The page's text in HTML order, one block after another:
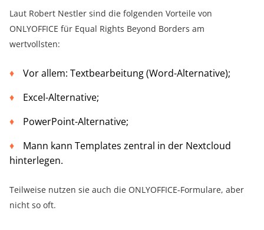
Laut Robert Nestler sind die folgenden Vorteile von
ONLYOFFICE für Equal Rights Beyond Borders am
wertvollsten:
Vor allem: Textbearbeitung (Word-Alternative);
Excel-Alternative;
PowerPoint-Alternative;
Mann kann Templates zentral in der Nextcloud
hinterlegen.
Teilweise nutzen sie auch die ONLYOFFICE-Formulare, aber
nicht so oft.